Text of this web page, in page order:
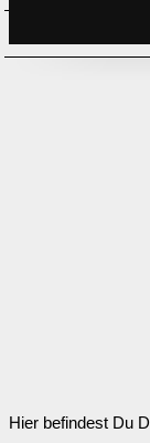
Hier befindest Du